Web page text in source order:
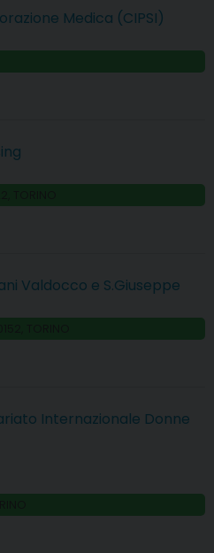
Medica (CIPSI)
Valdocco e S.Giuseppe
Internazionale Donne